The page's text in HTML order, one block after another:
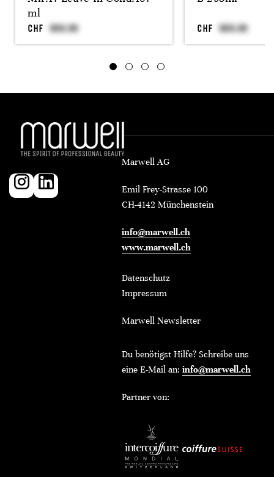
ml
CHF CHF
Marwell AG
Emil Frey-Strasse 100
CH-4142 Münchenstein
info@marwell.ch
www.marwell.ch
Datenschutz
Impressum
Marwell Newsletter
Du benötigst Hilfe? Schreibe uns
eine E-Mail an: info@marwell.ch
Partner von: